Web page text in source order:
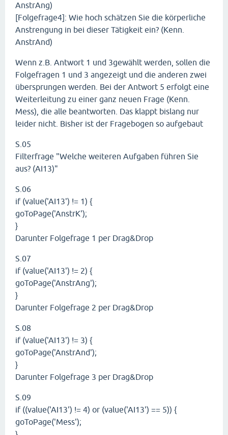
AnstrAng)
[Folgefrage4]: Wie hoch schätzen Sie die körperliche
Anstrengung in bei dieser Tätigkeit ein? (Kenn.
AnstrAnd)
Wenn z.B. Antwort 1 und 3gewählt werden, sollen die
Folgefragen 1 und 3 angezeigt und die anderen zwei
übersprungen werden. Bei der Antwort 5 erfolgt eine
Weiterleitung zu einer ganz neuen Frage (Kenn.
Mess), die alle beantworten. Das klappt bislang nur
leider nicht. Bisher ist der Fragebogen so aufgebaut
S.05
Filterfrage "Welche weiteren Aufgaben führen Sie
aus? (AI13)"
S.06
if (value('AI13') != 1) {
goToPage('AnstrK');
}
Darunter Folgefrage 1 per Drag&Drop
S.07
if (value('AI13') != 2) {
goToPage('AnstrAng');
}
Darunter Folgefrage 2 per Drag&Drop
S.08
if (value('AI13') != 3) {
goToPage('AnstrAnd');
}
Darunter Folgefrage 3 per Drag&Drop
S.09
if ((value('AI13') != 4) or (value('AI13') == 5)) {
goToPage('Mess');